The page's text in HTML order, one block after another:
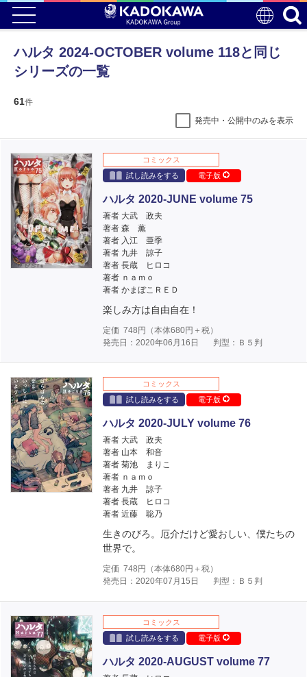
ハルタ 2024-OCTOBER volume 118と同じ
シリーズの一覧
61件
発売中・公開中のみを表示
コミックス
試し読みをする
電子版
ハルタ 2020-JUNE volume 75
著者 大武 政夫
著者 森 薫
著者 入江 亜季
著者 九井 諒子
著者 長蔵 ヒロコ
著者 ｎａｍｏ
著者 かまぼこＲＥＤ
楽しみ方は自由自在！
定価 748 円（本体680円＋税）
発売日：2020年06月16日
判型：Ｂ５判
コミックス
試し読みをする
電子版
ハルタ 2020-JULY volume 76
著者 大武 政夫
著者 山本 和音
著者 菊池 まりこ
著者 ｎａｍｏ
著者 九井 諒子
著者 長蔵 ヒロコ
著者 近藤 聡乃
生きのびろ。厄介だけど愛おしい、僕たちの
世界で。
定価 748 円（本体680円＋税）
発売日：2020年07月15日
判型：Ｂ５判
コミックス
試し読みをする
電子版
ハルタ 2020-AUGUST volume 77